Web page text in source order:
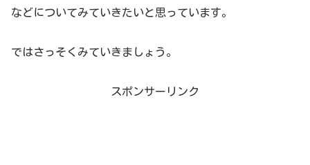
などについてみていきたいと思っています。
ではさっそくみていきましょう。
スポンサーリンク